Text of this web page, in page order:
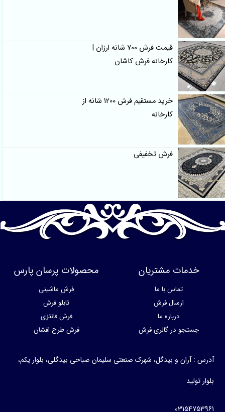
قیمت فرش 700 شانه ارزان |
کارخانه فرش کاشان
خرید مستقیم فرش 1200 شانه از
کارخانه
فرش تخفیفی
خدمات مشتریان
تماس با ما
ارسال فرش
درباره ما
جستجو در گالری فرش
محصولات پرسان پارس
فرش ماشینی
تابلو فرش
فرش فانتزی
فرش طرح افشان
آدرس : آران و بیدگل، شهرک صنعتی سلیمان صباحی بیدگلی، بلوار یکم،
بلوار تولید
03154753961